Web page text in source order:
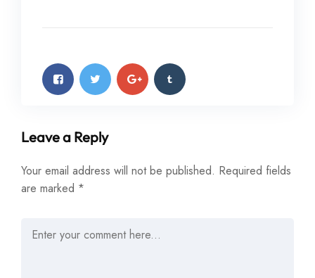
Leave a Reply
Your email address will not be published. Required fields
are marked *